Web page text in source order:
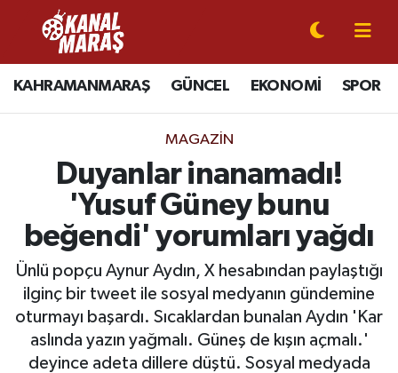
KAHRAMANMARAŞ GÜNCEL EKONOMİ SPOR
MAGAZİN
Duyanlar inanamadı!
'Yusuf Güney bunu
beğendi' yorumları yağdı
Ünlü popçu Aynur Aydın, X hesabından paylaştığı
ilginç bir tweet ile sosyal medyanın gündemine
oturmayı başardı. Sıcaklardan bunalan Aydın 'Kar
aslında yazın yağmalı. Güneş de kışın açmalı.'
deyince adeta dillere düştü. Sosyal medyada
CANLI YAYIN
KAHRAMANMARAŞ
SPOR
SİYASET
EKONOMİ
GÜNDEM
Kahramanmaraş Nöbetçi Eczaneler
Kahramanmaraş Hava Durumu
Kahramanmaraş Namaz Vakitleri
Kahramanmaraş Trafik Yoğunluk Haritası
Süper Lig Puan Durumu ve Fikstür
Tüm Manşetler
Son Dakika Haberleri